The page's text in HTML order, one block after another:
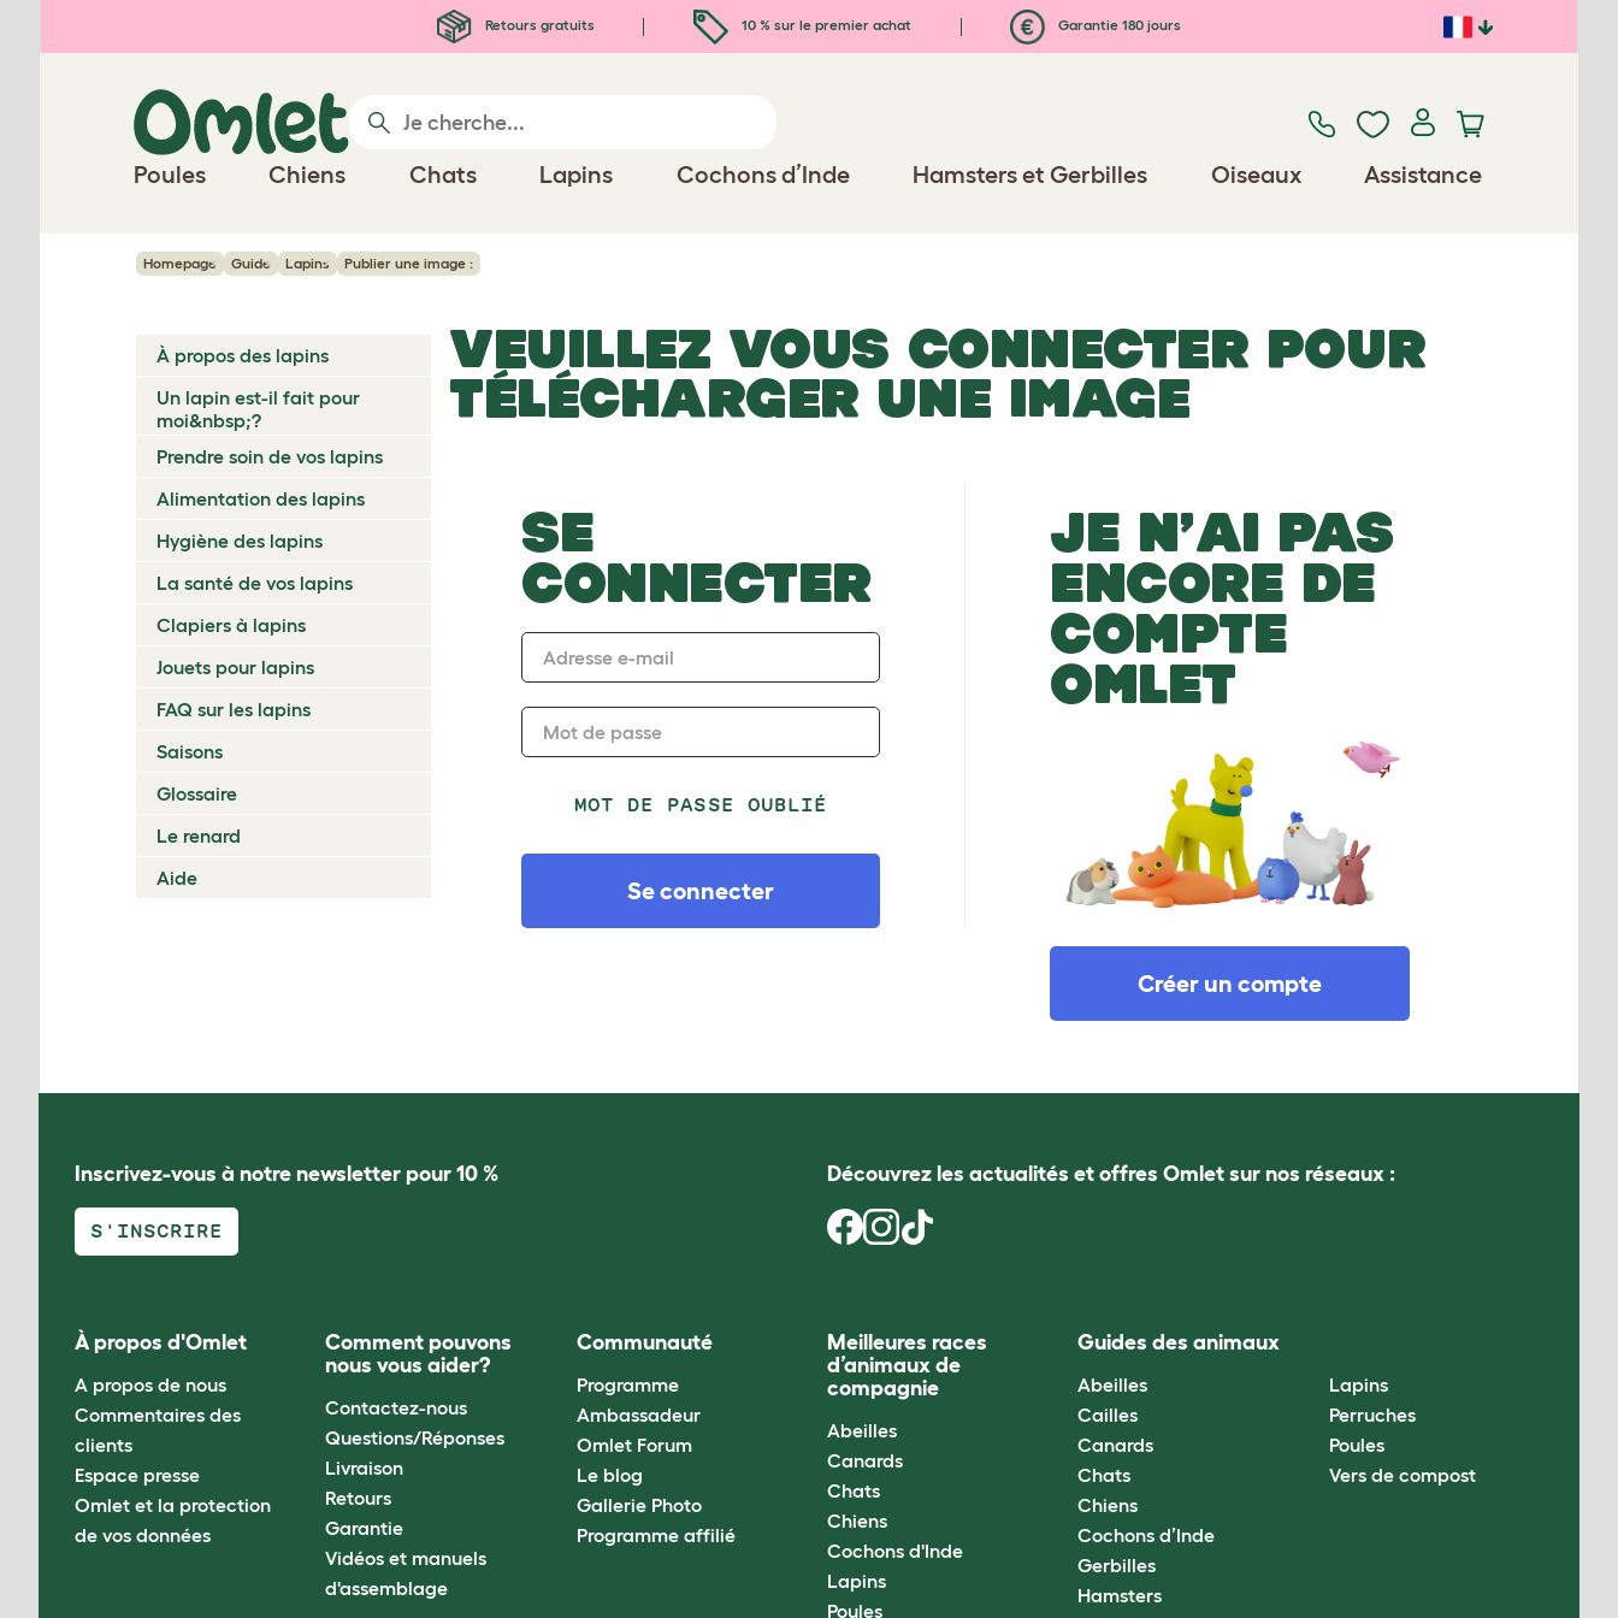
Retours gratuits 10 % sur le premier achat Garantie 180 jours
Poules Chiens Chats Lapins Cochons d’Inde Hamsters et Gerbilles Oiseaux Assistance
Homepage Guide Lapins Publier une image :
À propos des lapins
Un lapin est-il fait pour
moi&nbsp;?
Prendre soin de vos lapins
Alimentation des lapins
Hygiène des lapins
La santé de vos lapins
Clapiers à lapins
Jouets pour lapins
FAQ sur les lapins
Saisons
Glossaire
Le renard
Aide
VEUILLEZ VOUS CONNECTER POUR
TÉLÉCHARGER UNE IMAGE
SE
CONNECTER
Adresse e-mail
Mot de passe
MOT DE PASSE OUBLIÉ
Se connecter
JE N’AI PAS
ENCORE DE
COMPTE
OMLET
Créer un compte
Inscrivez-vous à notre newsletter pour 10 %
S'INSCRIRE
Découvrez les actualités et offres Omlet sur nos réseaux :
À propos d'Omlet
A propos de nous
Commentaires des
clients
Espace presse
Omlet et la protection
de vos données
Comment pouvons
nous vous aider?
Contactez-nous
Questions/Réponses
Livraison
Retours
Garantie
Vidéos et manuels
d'assemblage
Communauté
Programme
Ambassadeur
Omlet Forum
Le blog
Gallerie Photo
Programme affilié
Meilleures races
d’animaux de
compagnie
Abeilles
Canards
Chats
Chiens
Cochons d'Inde
Lapins
Poules
Guides des animaux
Abeilles
Cailles
Canards
Chats
Chiens
Cochons d’Inde
Gerbilles
Hamsters
Lapins
Perruches
Poules
Vers de compost